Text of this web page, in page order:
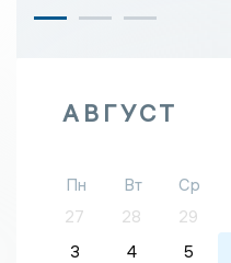
АВГУСТ
Пн Вт Ср
27
28 29
3
4 5